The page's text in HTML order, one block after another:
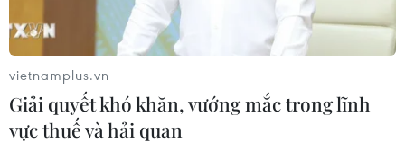
vietnamplus.vn
Giải quyết khó khăn, vướng mắc trong lĩnh
vực thuế và hải quan